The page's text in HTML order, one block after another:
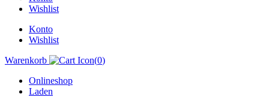
Wishlist
Konto
Wishlist
Warenkorb
(0)
Onlineshop
Laden